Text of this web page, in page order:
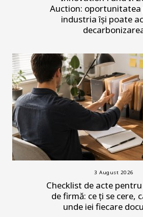
Auction: oportunitatea
industria își poate
3 August 2026
Checklist de acte
de firmă: ce ți se cere,
unde iei fiecare